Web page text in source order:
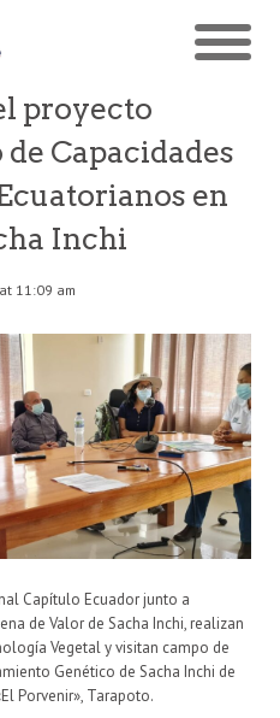
proyecto
Capacidades
en
Inchi
11:09 am
Capítulo Ecuador junto a
de Valor de Sacha Inchi, realizan
Vegetal y visitan campo de
Genético de Sacha Inchi de
Porvenir», Tarapoto.